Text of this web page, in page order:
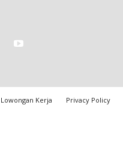
Lowongan Kerja Privacy Policy